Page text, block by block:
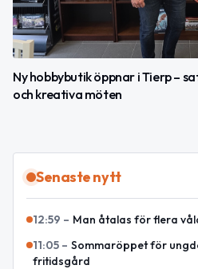
Ny hobbybutik öppnar i Tierp –
och kreativa möten
Senaste nytt
12:59 – Man åtalas för flera
11:05 – Sommaröppet för
fritidsgård